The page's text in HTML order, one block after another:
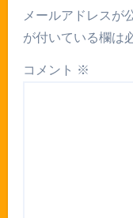
メールアドレスが
が付いている欄は
コメント ※